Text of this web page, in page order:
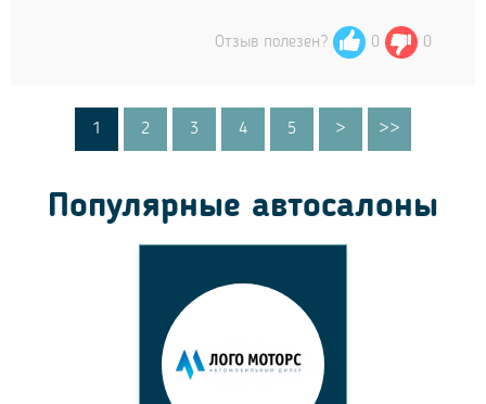
Отзыв полезен? 0 0
1 2 3 4 5 > >>
Популярные автосалоны